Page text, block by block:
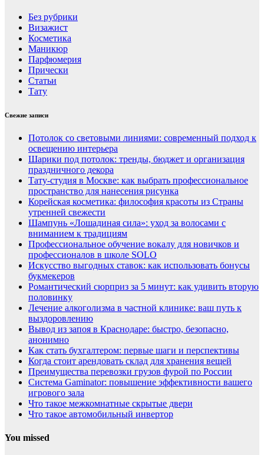
Без рубрики
Визажист
Косметика
Маникюр
Парфюмерия
Прически
Статьи
Тату
Свежие записи
Потолок со световыми линиями: современный подход к
освещению интерьера
Шарики под потолок: тренды, бюджет и организация
праздничного декора
Тату-студия в Москве: как выбрать профессиональное
пространство для нанесения рисунка
Корейская косметика: философия красоты из Страны
утренней свежести
Шампунь «Лошадиная сила»: уход за волосами с
вниманием к традициям
Профессиональное обучение вокалу для новичков и
профессионалов в школе SOLO
Искусство выгодных ставок: как использовать бонусы
букмекеров
Романтический сюрприз за 5 минут: как удивить вторую
половинку
Лечение алкоголизма в частной клинике: ваш путь к
выздоровлению
Вывод из запоя в Краснодаре: быстро, безопасно,
анонимно
Как стать бухгалтером: первые шаги и перспективы
Когда стоит арендовать склад для хранения вещей
Преимущества перевозки грузов фурой по России
Система Gaminator: повышение эффективности вашего
игрового зала
Что такое межкомнатные скрытые двери
Что такое автомобильный инвертор
You missed